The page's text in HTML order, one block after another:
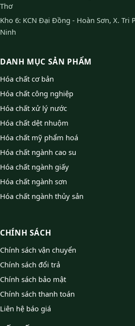
Thơ
Kho 6: KCN Đại Đồng - Hoàn Sơn, X. Tri
Ninh
DANH MỤC SẢN PHẨM
Hóa chất cơ bản
Hóa chất công nghiệp
Hóa chất xử lý nước
Hóa chất dệt nhuộm
Hóa chất mỹ phẩm hoá
Hóa chất ngành cao su
Hóa chất ngành giấy
Hóa chất ngành sơn
Hóa chất ngành thủy sản
CHÍNH SÁCH
Chính sách vận chuyển
Chính sách đổi trả
Chính sách bảo mật
Chính sách thanh toán
Liên hệ báo giá